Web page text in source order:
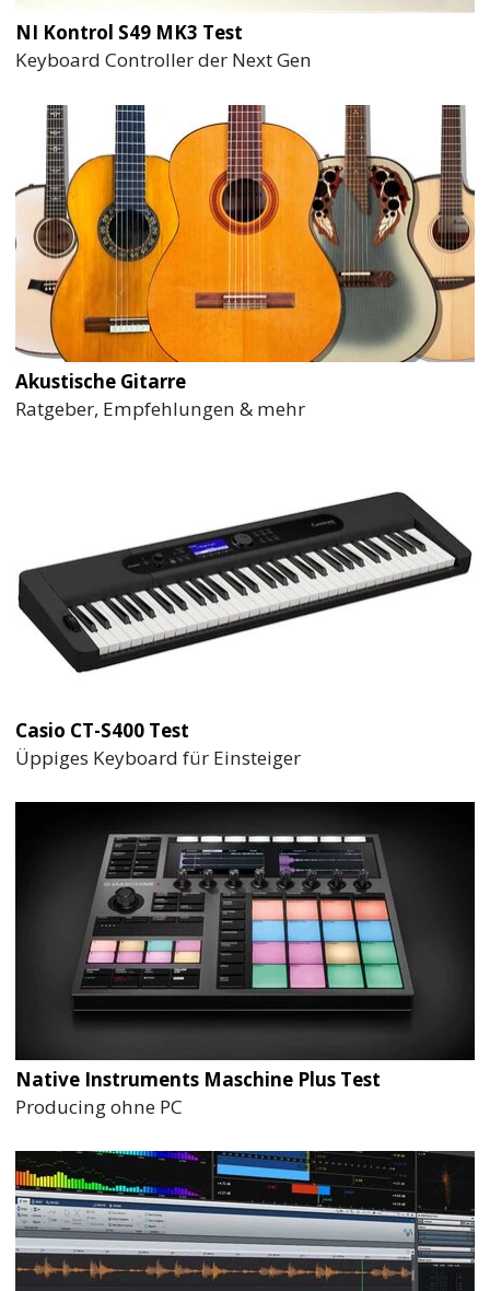
NI Kontrol S49 MK3 Test
Keyboard Controller der Next Gen
Akustische Gitarre
Ratgeber, Empfehlungen & mehr
Casio CT-S400 Test
Üppiges Keyboard für Einsteiger
Native Instruments Maschine Plus Test
Producing ohne PC